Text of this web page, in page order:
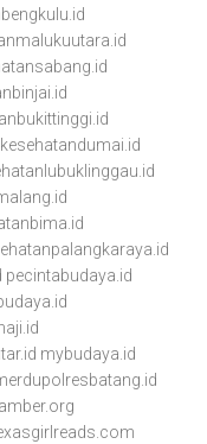
pecintabudaya.id
mybudaya.id